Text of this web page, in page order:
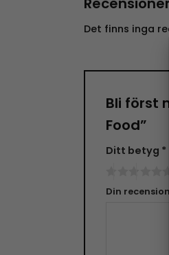
Det finns inga
Bli först
Food”
Ditt betyg *
Din recension